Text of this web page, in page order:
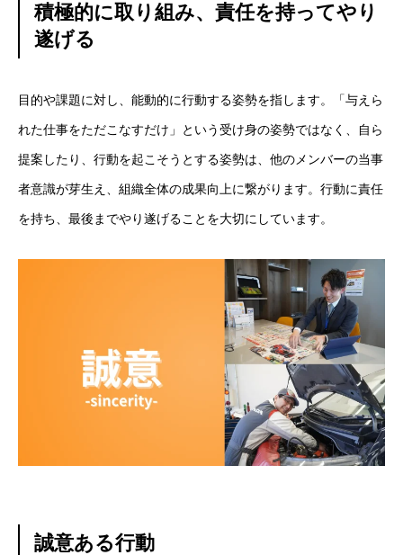
仕事を知る
積極的に取り組み、責任を持ってやり
遂げる
目的や課題に対し、能動的に行動する姿勢を指します。「与えら
れた仕事をただこなすだけ」という受け身の姿勢ではなく、自ら
提案したり、行動を起こそうとする姿勢は、他のメンバーの当事
者意識が芽生え、組織全体の成果向上に繋がります。行動に責任
を持ち、最後までやり遂げることを大切にしています。
誠意ある行動